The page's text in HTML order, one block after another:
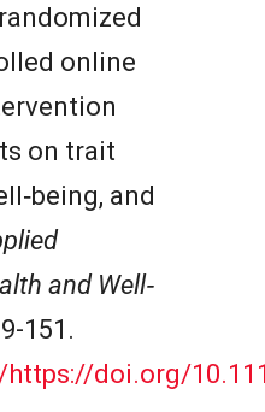
online
on trait
and
and Well‐
151.
doi.org/